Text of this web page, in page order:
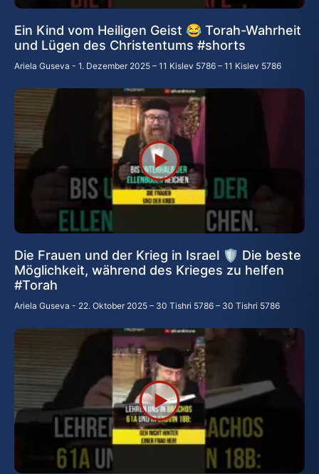
Ein Kind vom Heiligen Geist 😂 Torah-Wahrheit
und Lügen des Christentums #shorts
Ariela Guseva 1. Dezember 2025 – 11 Kislev 5786 – 11 Kislev 5786
Die Frauen und der Krieg in Israel 🛡️ Die beste
Möglichkeit, während des Krieges zu helfen
#Torah
Ariela Guseva 22. Oktober 2025 – 30 Tishri 5786 – 30 Tishri 5786